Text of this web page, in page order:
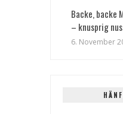
Backe, backe
– knusprig
6. November